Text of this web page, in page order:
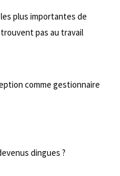
plus importantes de
pas au travail
comme gestionnaire
dingues ?